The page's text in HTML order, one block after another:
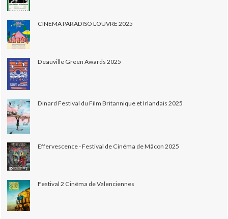
CINEMA PARADISO LOUVRE 2025
Deauville Green Awards 2025
Dinard Festival du Film Britannique et Irlandais 2025
Effervescence - Festival de Cinéma de Mâcon 2025
Festival 2 Cinéma de Valenciennes